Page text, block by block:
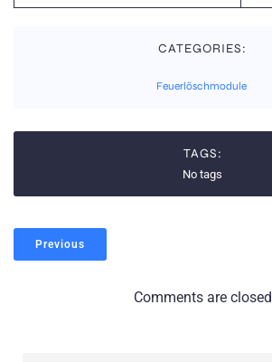
CATEGORIES:
Feuerlöschmodule
TAGS:
No tags
Previous
Comments are closed